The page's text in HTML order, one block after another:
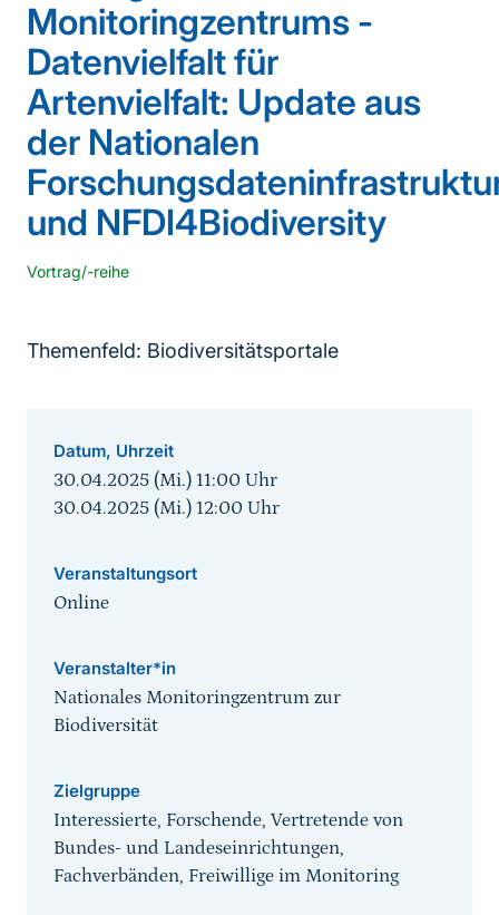
Monitoringzentrums -
Datenvielfalt für
Artenvielfalt: Update aus
der Nationalen
und NFDI4Biodiversity
Vortrag/-reihe
Themenfeld: Biodiversitätsportale
Datum, Uhrzeit
30.04.2025 (Mi.) 11:00 Uhr
30.04.2025 (Mi.) 12:00 Uhr
Veranstaltungsort
Online
Veranstalter*in
Nationales Monitoringzentrum zur
Biodiversität
Zielgruppe
Interessierte, Forschende, Vertretende von
Bundes- und Landeseinrichtungen,
Fachverbänden, Freiwillige im Monitoring